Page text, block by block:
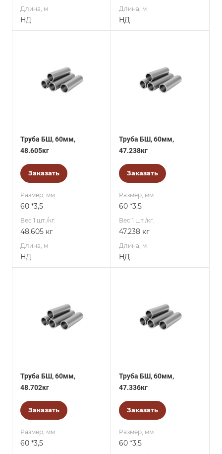
Длина, м
НД
Длина, м
НД
Труба БШ, 60мм,
48.605кг
Заказать
Размер, мм
60 *3,5
Вес 1 шт./кг.
48.605 кг
Длина, м
НД
Труба БШ, 60мм,
47.238кг
Заказать
Размер, мм
60 *3,5
Вес 1 шт./кг.
47.238 кг
Длина, м
НД
Труба БШ, 60мм,
48.702кг
Заказать
Размер, мм
60 *3,5
Труба БШ, 60мм,
47.336кг
Заказать
Размер, мм
60 *3,5